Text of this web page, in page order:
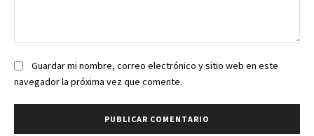
Guardar mi nombre, correo electrónico y sitio web en este
navegador la próxima vez que comente.